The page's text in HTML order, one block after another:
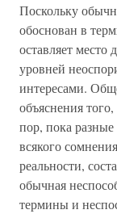
Поскольку
обоснован в
оставляет место
уровней
интересами.
объяснения
пор, пока
всякого
реальности,
обычная
термины и